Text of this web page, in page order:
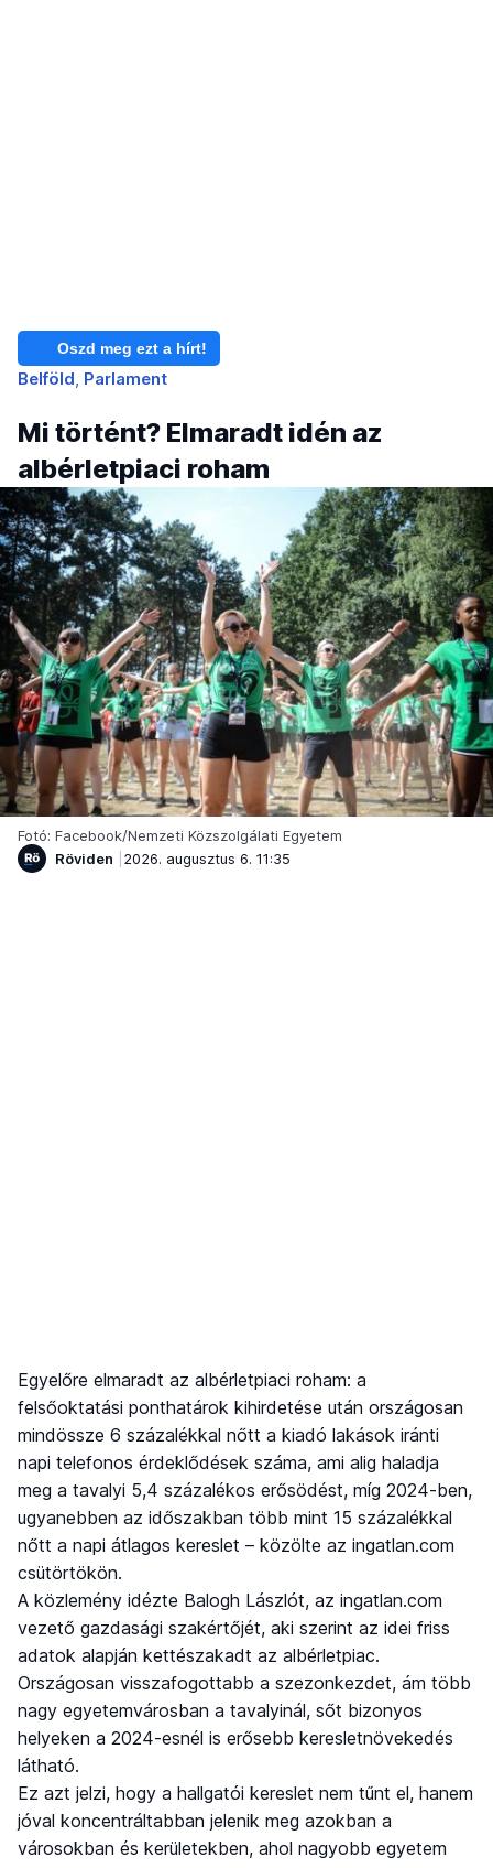
Oszd meg ezt a hírt!
Belföld Parlament
Mi történt? Elmaradt idén az
albérletpiaci roham
Fotó: Facebook/Nemzeti Közszolgálati Egyetem
Röviden
2026. augusztus 6. 11:35
Egyelőre elmaradt az albérletpiaci roham: a
felsőoktatási ponthatárok kihirdetése után országosan
mindössze 6 százalékkal nőtt a kiadó lakások iránti
napi telefonos érdeklődések száma, ami alig haladja
meg a tavalyi 5,4 százalékos erősödést, míg 2024-ben,
ugyanebben az időszakban több mint 15 százalékkal
nőtt a napi átlagos kereslet – közölte az ingatlan.com
csütörtökön.
A közlemény idézte Balogh Lászlót, az ingatlan.com
vezető gazdasági szakértőjét, aki szerint az idei friss
adatok alapján kettészakadt az albérletpiac.
Országosan visszafogottabb a szezonkezdet, ám több
nagy egyetemvárosban a tavalyinál, sőt bizonyos
helyeken a 2024-esnél is erősebb keresletnövekedés
látható.
Ez azt jelzi, hogy a hallgatói kereslet nem tűnt el, hanem
jóval koncentráltabban jelenik meg azokban a
városokban és kerületekben, ahol nagyobb egyetem